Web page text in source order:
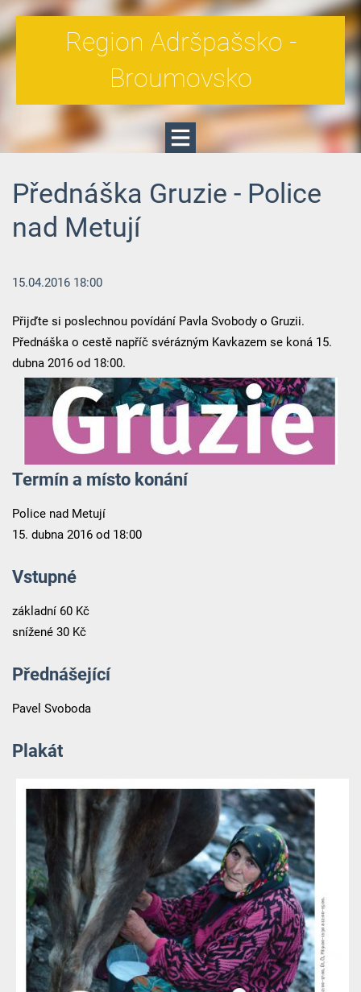
Region Adršpašsko -
Broumovsko
Přednáška Gruzie - Police
nad Metují
15.04.2016 18:00
Přijďte si poslechnou povídání Pavla Svobody o Gruzii.
Přednáška o cestě napříč svérázným Kavkazem se koná 15.
dubna 2016 od 18:00.
Termín a místo konání
Police nad Metují
15. dubna 2016 od 18:00
Vstupné
základní 60 Kč
snížené 30 Kč
Přednášející
Pavel Svoboda
Plakát